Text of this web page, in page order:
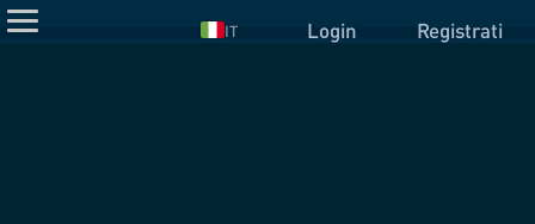
IT Login Registrati